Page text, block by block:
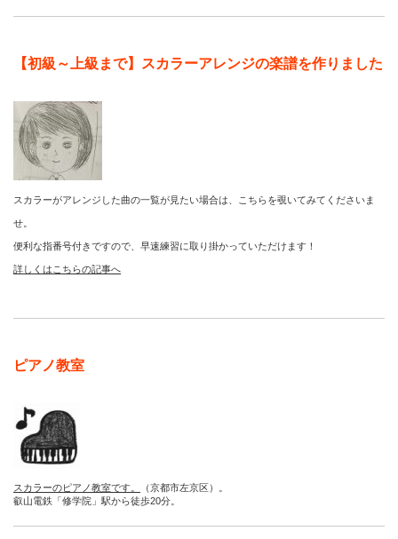
【初級～上級まで】スカラーアレンジの楽譜を作りました
スカラーがアレンジした曲の一覧が見たい場合は、こちらを覗いてみてくださいま
せ。
便利な指番号付きですので、早速練習に取り掛かっていただけます！
詳しくはこちらの記事へ
ピアノ教室
スカラーのピアノ教室です。
（京都市左京区）。
叡山電鉄「修学院」駅から徒歩20分。